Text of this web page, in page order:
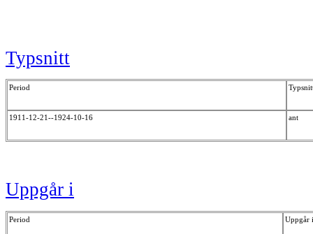
Typsnitt
Period
1911-12-21--1924-10-16 ant
Uppgår i
Period Uppgår i